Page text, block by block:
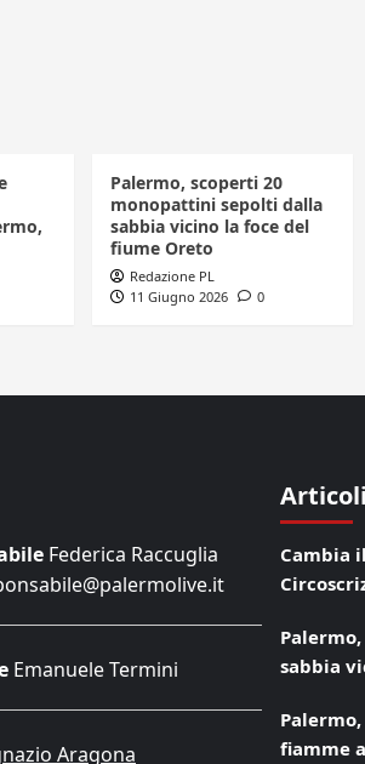
Palermo, scoperti 20
monopattini sepolti dalla
sabbia vicino la foce del
fiume Oreto
Redazione PL
11 Giugno 2026
0
Federica Raccuglia
Emanuele Termini
Aragona
Cambia
sabbia
fiamme